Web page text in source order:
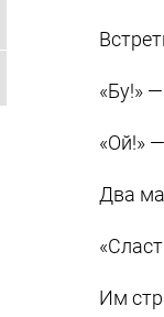
«Бу!»
«Ой!»
Два
Им